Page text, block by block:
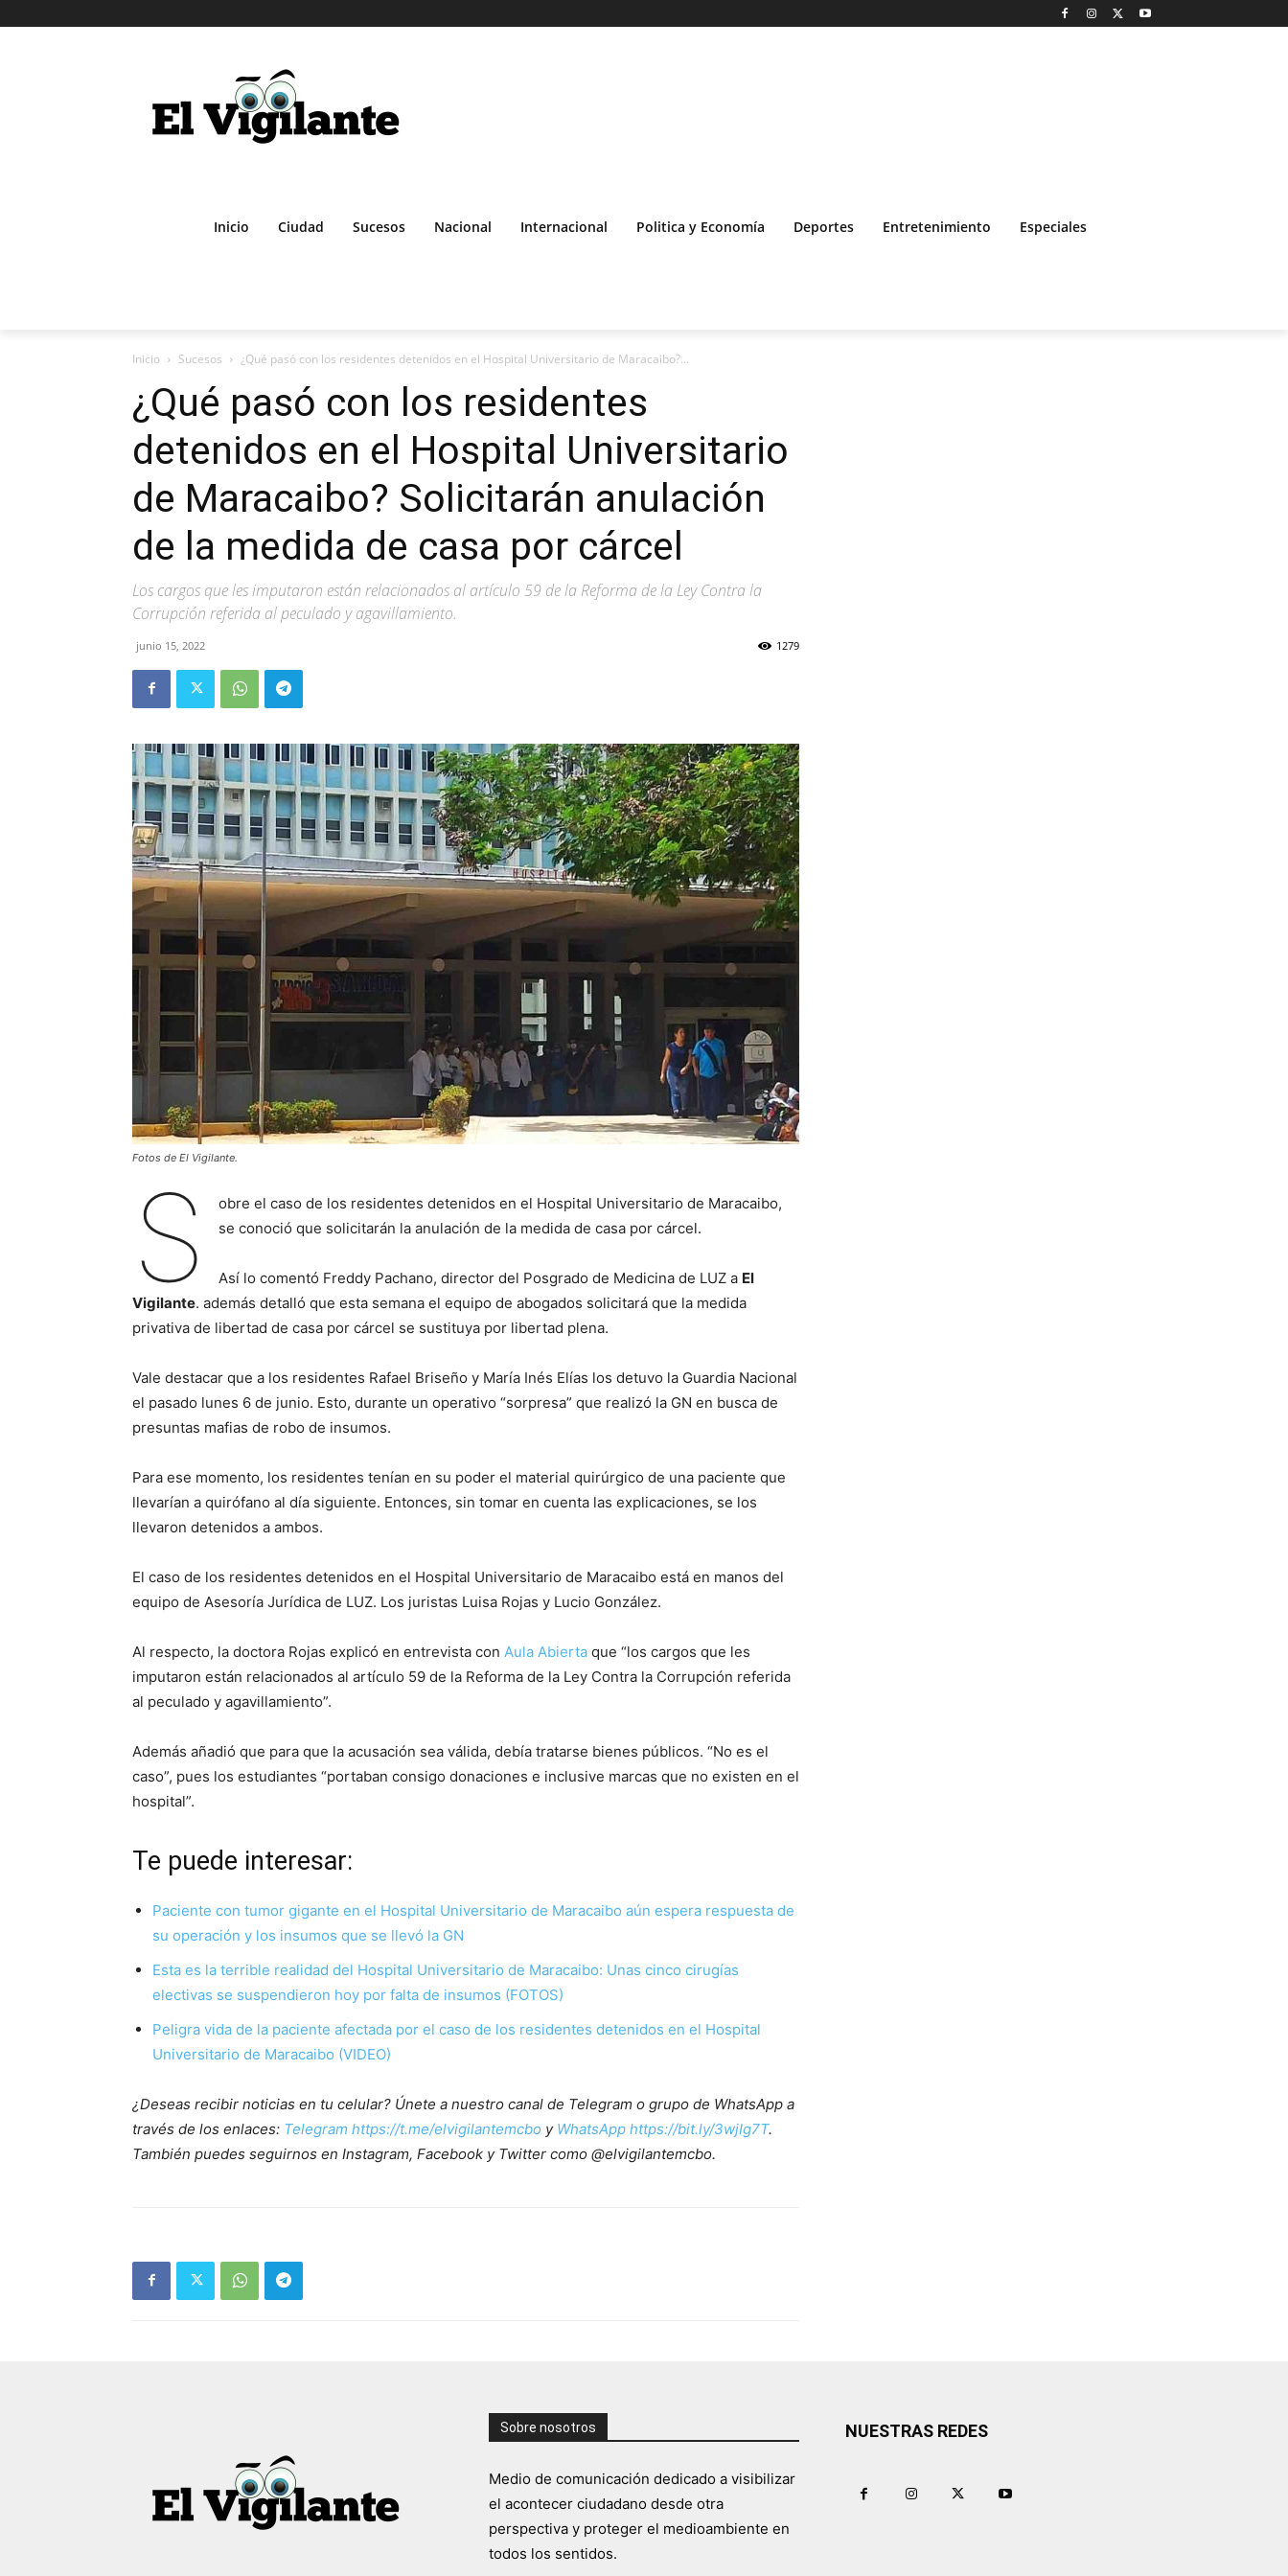
Inicio Ciudad Sucesos Nacional Internacional Politica y Economía Deportes Entretenimiento Especiales
Inicio Sucesos ¿Qué pasó con los residentes detenidos en el Hospital Universitario de Maracaibo?...
¿Qué pasó con los residentes
detenidos en el Hospital Universitario
de Maracaibo? Solicitarán anulación
de la medida de casa por cárcel
Los cargos que les imputaron están relacionados al artículo 59 de la Reforma de la Ley Contra la
Corrupción referida al peculado y agavillamiento.
junio 15, 2022 1279
Fotos de El Vigilante.
S
obre el caso de los residentes detenidos en el Hospital Universitario de Maracaibo,
se conoció que solicitarán la anulación de la medida de casa por cárcel.
Así lo comentó Freddy Pachano, director del Posgrado de Medicina de LUZ a El
Vigilante. además detalló que esta semana el equipo de abogados solicitará que la medida
privativa de libertad de casa por cárcel se sustituya por libertad plena.
Vale destacar que a los residentes Rafael Briseño y María Inés Elías los detuvo la Guardia Nacional
el pasado lunes 6 de junio. Esto, durante un operativo “sorpresa” que realizó la GN en busca de
presuntas mafias de robo de insumos.
Para ese momento, los residentes tenían en su poder el material quirúrgico de una paciente que
llevarían a quirófano al día siguiente. Entonces, sin tomar en cuenta las explicaciones, se los
llevaron detenidos a ambos.
El caso de los residentes detenidos en el Hospital Universitario de Maracaibo está en manos del
equipo de Asesoría Jurídica de LUZ. Los juristas Luisa Rojas y Lucio González.
Al respecto, la doctora Rojas explicó en entrevista con Aula Abierta que “los cargos que les
imputaron están relacionados al artículo 59 de la Reforma de la Ley Contra la Corrupción referida
al peculado y agavillamiento”.
Además añadió que para que la acusación sea válida, debía tratarse bienes públicos. “No es el
caso”, pues los estudiantes “portaban consigo donaciones e inclusive marcas que no existen en el
hospital”.
Te puede interesar:
Paciente con tumor gigante en el Hospital Universitario de Maracaibo aún espera respuesta de
su operación y los insumos que se llevó la GN
Esta es la terrible realidad del Hospital Universitario de Maracaibo: Unas cinco cirugías
electivas se suspendieron hoy por falta de insumos (FOTOS)
Peligra vida de la paciente afectada por el caso de los residentes detenidos en el Hospital
Universitario de Maracaibo (VIDEO)
¿Deseas recibir noticias en tu celular? Únete a nuestro canal de Telegram o grupo de WhatsApp a
través de los enlaces: Telegram https://t.me/elvigilantemcbo y WhatsApp https://bit.ly/3wjIg7T.
También puedes seguirnos en Instagram, Facebook y Twitter como @elvigilantemcbo.
Sobre nosotros
Medio de comunicación dedicado a visibilizar
el acontecer ciudadano desde otra
perspectiva y proteger el medioambiente en
todos los sentidos.
NUESTRAS REDES